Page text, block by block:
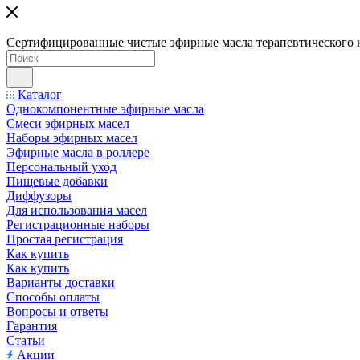
Сертифицированные чистые эфирные масла терапевтического
Каталог
Однокомпонентные эфирные масла
Смеси эфирных масел
Наборы эфирных масел
Эфирные масла в роллере
Персональный уход
Пищевые добавки
Диффузоры
Для использования масел
Регистрационные наборы
Простая регистрация
Как купить
Как купить
Варианты доставки
Способы оплаты
Вопросы и ответы
Гарантия
Статьи
Акции